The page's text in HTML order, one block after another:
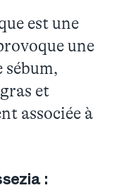
est une
une
sébum,
et
associée à
: